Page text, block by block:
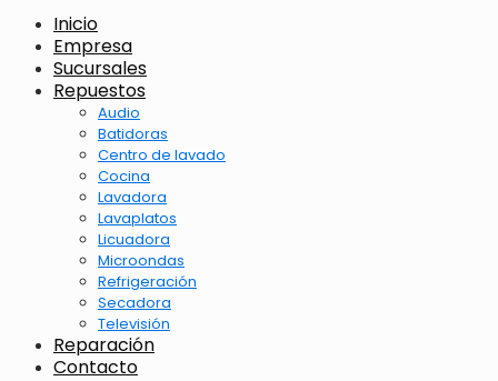
Inicio
Empresa
Sucursales
Repuestos
Audio
Batidoras
Centro de lavado
Cocina
Lavadora
Lavaplatos
Licuadora
Microondas
Refrigeración
Secadora
Televisión
Reparación
Contacto